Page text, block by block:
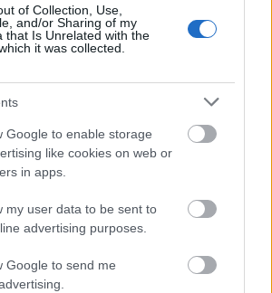
of Collection, Use,
and/or Sharing of my
that Is Unrelated with the
it was collected.
Google to enable storage
like cookies on web or
in apps.
my user data to be sent to
advertising purposes.
Google to send me
varázslatossá tesz”
érződik rajta valami
úgy reagált: „Igen,
idegesít, mert voltak, akik ezt
engem látszólag egyáltalán nem
vagy kérték, hogy legalább
mintha. Zavarta őket, hogy kilépve
vagyok egészen más dolgokról
Ilyenkor mindig próbálom
igenis érdekel az adott munka,
egy alapvető kívülállás is,
a színházról való gondolkodás tölti ki
nem esek hanyatt attól, hogy